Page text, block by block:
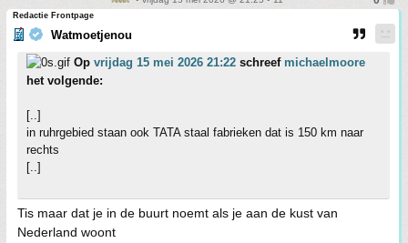
Redactie Frontpage
Watmoetjenou
Op vrijdag 15 mei 2026 21:22 schreef michaelmoore
het volgende:
[..]
in ruhrgebied staan ook TATA staal fabrieken dat is 150 km naar
rechts
[..]
Tis maar dat je in de buurt noemt als je aan de kust van
Nederland woont